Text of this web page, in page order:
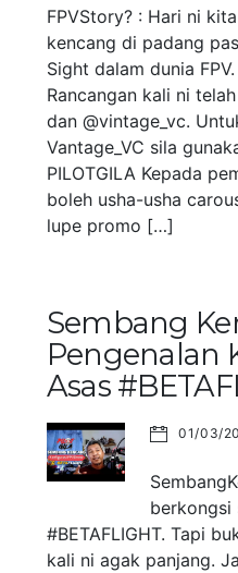
FPVStory? : Hari ni
kencang di padang
Sight dalam dunia
Rancangan kali ni
dan @vintage_vc.
Vantage_VC sila
PILOTGILA Kepada
boleh usha-usha
lupe promo […]
Sembang
Pengenalan
Asas
01/03/
berkongsi
#BETAFLIGHT. Tapi
kali ni agak panjang.